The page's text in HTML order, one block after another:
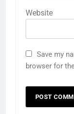
Website
Save my
browser for